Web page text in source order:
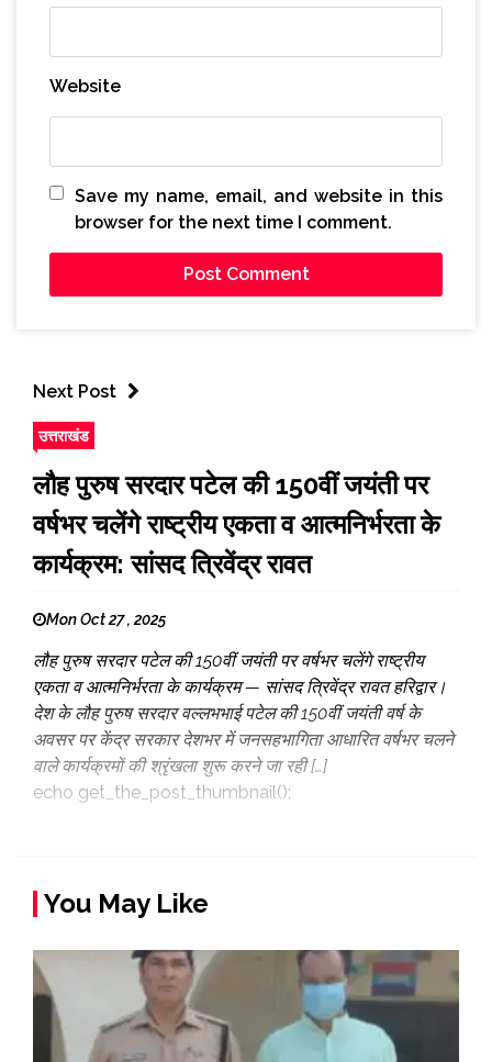
Website
Save my name, email, and website in this
browser for the next time I comment.
Next Post
उत्तराखंड
लौह पुरुष सरदार पटेल की 150वीं जयंती पर
वर्षभर चलेंगे राष्ट्रीय एकता व आत्मनिर्भरता के
कार्यक्रम: सांसद त्रिवेंद्र रावत
Mon Oct 27 , 2025
लौह पुरुष सरदार पटेल की 150वीं जयंती पर वर्षभर चलेंगे राष्ट्रीय
एकता व आत्मनिर्भरता के कार्यक्रम — सांसद त्रिवेंद्र रावत हरिद्वार।
देश के लौह पुरुष सरदार वल्लभभाई पटेल की 150वीं जयंती वर्ष के
अवसर पर केंद्र सरकार देशभर में जनसहभागिता आधारित वर्षभर चलने
वाले कार्यक्रमों की श्रृंखला शुरू करने जा रही […]
echo get_the_post_thumbnail();
You May Like